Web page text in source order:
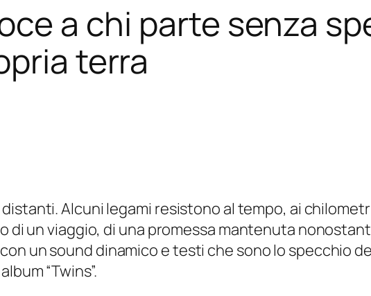
a chi parte senza
terra
Alcuni legami resistono al tempo, ai
di un viaggio, di una promessa mantenuta
un sound dinamico e testi che sono lo specchio
“Twins”.